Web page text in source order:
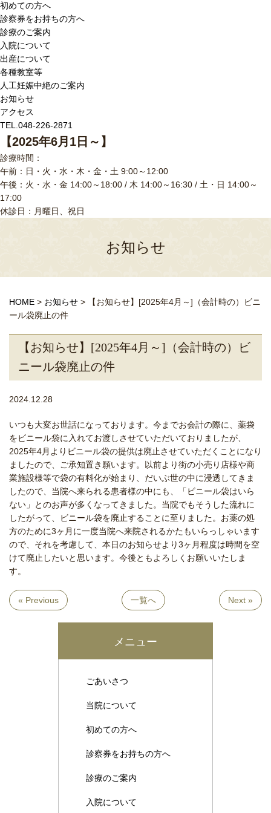
初めての方へ
診察券をお持ちの方へ
診療のご案内
入院について
出産について
各種教室等
人工妊娠中絶のご案内
お知らせ
アクセス
TEL.048-226-2871
【2025年6月1日～】
診療時間：
午前：日・火・水・木・金・土 9:00～12:00
午後：火・水・金 14:00～18:00 / 木 14:00～16:30 / 土・日 14:00～
17:00
休診日：月曜日、祝日
お知らせ
HOME > お知らせ >
【お知らせ】[2025年4月～]（会計時の）ビニ
ール袋廃止の件
【お知らせ】[2025年4月～]（会計時の）ビ
ニール袋廃止の件
2024.12.28
いつも大変お世話になっております。今までお会計の際に、薬袋
をビニール袋に入れてお渡しさせていただいておりましたが、
2025年4月よりビニール袋の提供は廃止させていただくことになり
ましたので、ご承知置き願います。以前より街の小売り店様や商
業施設様等で袋の有料化が始まり、だいぶ世の中に浸透してきま
したので、当院へ来られる患者様の中にも、「ビニール袋はいら
ない」とのお声が多くなってきました。当院でもそうした流れに
したがって、ビニール袋を廃止することに至りました。お薬の処
方のために3ヶ月に一度当院へ来院されるかたもいらっしゃいます
ので、それを考慮して、本日のお知らせより3ヶ月程度は時間を空
けて廃止したいと思います。今後ともよろしくお願いいたしま
す。
« Previous 一覧へ Next »
メニュー
ごあいさつ
当院について
初めての方へ
診察券をお持ちの方へ
診療のご案内
入院について